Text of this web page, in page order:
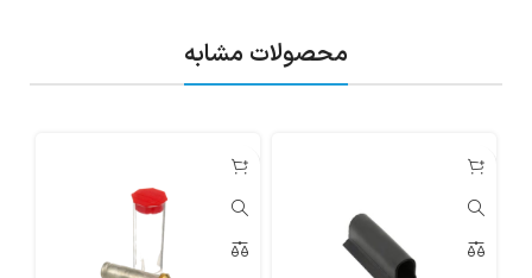
محصولات مشابه